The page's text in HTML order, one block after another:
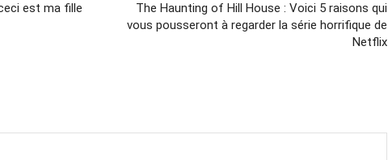
est ma fille
The Haunting of Hill House : Voici 5 raisons qui
vous pousseront à regarder la série horrifique de
Netflix